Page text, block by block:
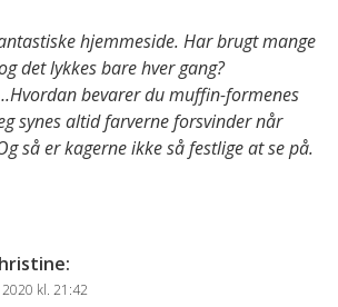
hjemmeside. Har brugt mange
det lykkes bare hver gang?
bevarer du muffin-formenes
synes altid farverne forsvinder når
så er kagerne ikke så festlige at se på.
:
kl. 21:42